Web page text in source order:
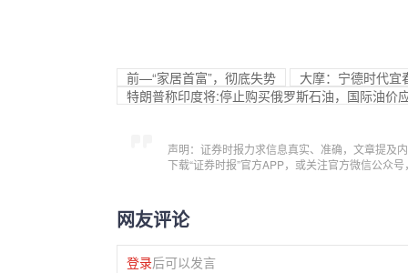
前—“家居首富”，彻底失势
大摩：宁德时代宜
特朗普称印度将:停止购买俄罗斯石油，国际油价
声明：证券时报力求信息真实、准确，文章提及
下载“证券时报”官方APP，或关注官方微信公众
网友评论
登录后可以发言